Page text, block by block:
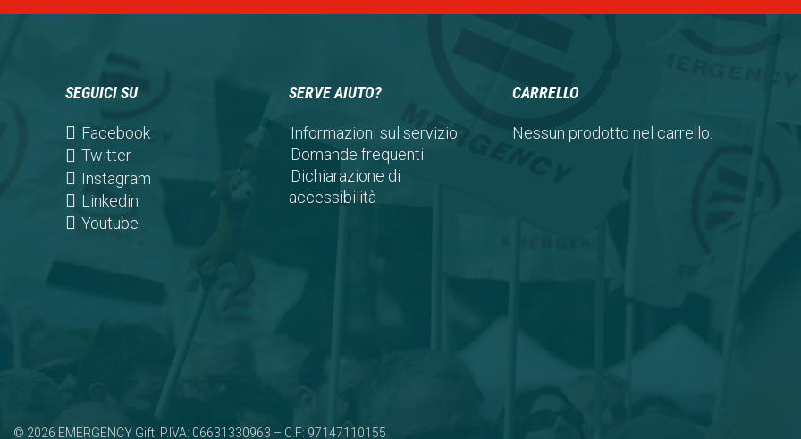
SEGUICI SU
Facebook(opens
a
Twitter(opens
in
a
new
Instagram(opens
Linkedin(opens
in
Youtube(opens
SERVE AIUTO?
Informazioni sul servizio
Domande frequenti
Dichiarazione di
accessibilità
CARRELLO
Nessun prodotto nel carrello.
© 2026 EMERGENCY Gift. P.IVA: 06631330963 – C.F: 97147110155